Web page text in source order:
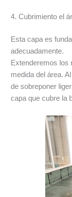
4. Cubrimiento el
Esta capa es
adecuadamente.
Extenderemos los
medida del área.
de sobreponer
capa que cubre la